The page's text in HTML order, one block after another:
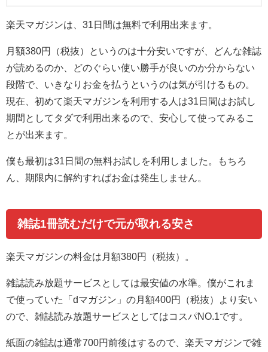
楽天マガジンは、31日間は無料で利用出来ます。
月額380円（税抜）というのは十分安いですが、どんな雑誌
が読めるのか、どのぐらい使い勝手が良いのか分からない
段階で、いきなりお金を払うというのは気が引けるもの。
現在、初めて楽天マガジンを利用する人は31日間はお試し
期間としてタダで利用出来るので、安心して使ってみるこ
とが出来ます。
僕も最初は31日間の無料お試しを利用しました。もちろ
ん、期限内に解約すればお金は発生しません。
雑誌1冊読むだけで元が取れる安さ
楽天マガジンの料金は月額380円（税抜）。
雑誌読み放題サービスとしては最安値の水準。僕がこれま
で使っていた「dマガジン」の月額400円（税抜）より安い
ので、雑誌読み放題サービスとしてはコスパNO.1です。
紙面の雑誌は通常700円前後はするので、楽天マガジンで雑